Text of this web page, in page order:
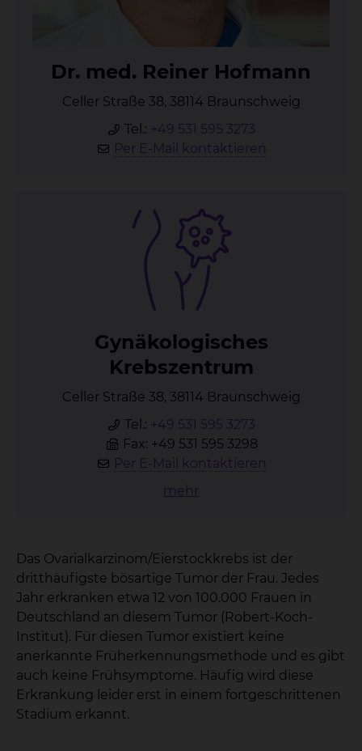
Dr. med. Rei­ner Hof­mann
Celler Straße 38, 38114 Braunschweig
Tel.: +49 531 595 3273
Per E-Mail kontaktieren
Gy­nä­ko­lo­gi­sches
Krebs­zen­trum
Celler Straße 38, 38114 Braunschweig
Tel.: +49 531 595 3273
Fax: +49 531 595 3298
Per E-Mail kontaktieren
mehr
Das Ovarialkarzinom/Eierstockkrebs ist der
dritthäufigste bösartige Tumor der Frau. Jedes
Jahr erkranken etwa 12 von 100.000 Frauen in
Deutschland an diesem Tumor (Robert-Koch-
Institut). Für diesen Tumor existiert keine
anerkannte Früherkennungsmethode und es gibt
auch keine Frühsymptome. Häufig wird diese
Erkrankung leider erst in einem fortgeschrittenen
Stadium erkannt.